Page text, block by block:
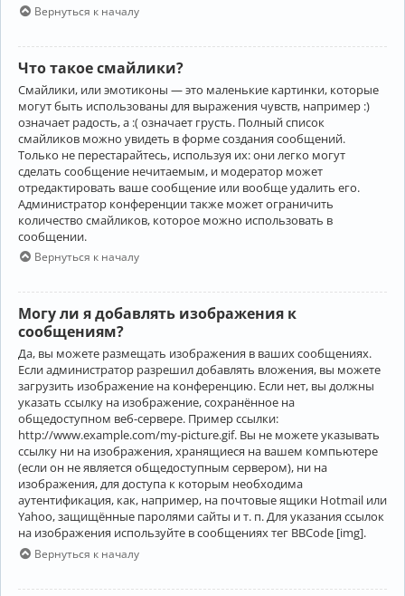
Вернуться к началу
Что такое смайлики?
Смайлики, или эмотиконы — это маленькие картинки, которые
могут быть использованы для выражения чувств, например :)
означает радость, а :( означает грусть. Полный список
смайликов можно увидеть в форме создания сообщений.
Только не перестарайтесь, используя их: они легко могут
сделать сообщение нечитаемым, и модератор может
отредактировать ваше сообщение или вообще удалить его.
Администратор конференции также может ограничить
количество смайликов, которое можно использовать в
сообщении.
Вернуться к началу
Могу ли я добавлять изображения к
сообщениям?
Да, вы можете размещать изображения в ваших сообщениях.
Если администратор разрешил добавлять вложения, вы можете
загрузить изображение на конференцию. Если нет, вы должны
указать ссылку на изображение, сохранённое на
общедоступном веб-сервере. Пример ссылки:
http://www.example.com/my-picture.gif. Вы не можете указывать
ссылку ни на изображения, хранящиеся на вашем компьютере
(если он не является общедоступным сервером), ни на
изображения, для доступа к которым необходима
аутентификация, как, например, на почтовые ящики Hotmail или
Yahoo, защищённые паролями сайты и т. п. Для указания ссылок
на изображения используйте в сообщениях тег BBCode [img].
Вернуться к началу